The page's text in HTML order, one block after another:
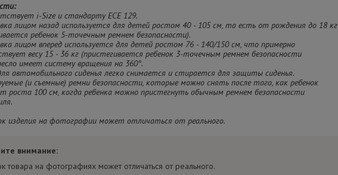
i-Size и стандарту ECE 129.
лицом назад используется для детей ростом 40 - 105 см, то есть от рождения до 18 кг
ребенок 5-точечным ремнем безопасности).
лицом вперед используется для детей ростом 76 - 140/150 см, что примерно
весу 15 - 36 кг (пристегивается ребенок 3-точечным ремнем безопасности
имеет систему вращения на 360°.
автомобильного сиденья легко снимается и стирается для защиты сиденья.
(и съемные) ремни безопасности, которые можно снять после того, как ребенок
роста 100 см, когда ребенка можно пристегнуть обычным ремнем безопасности
изделия на фотографии может отличаться от реального.
внимание:
товара на фотографиях может отличаться от реального.